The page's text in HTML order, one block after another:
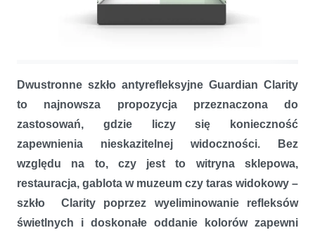
Guardian Clarity
Dwustronne szkło antyrefleksyjne Guardian Clarity
to najnowsza propozycja przeznaczona do
zastosowań, gdzie liczy się konieczność
zapewnienia nieskazitelnej widoczności. Bez
względu na to, czy jest to witryna sklepowa,
restauracja, gablota w muzeum czy taras widokowy –
szkło Clarity poprzez wyeliminowanie refleksów
świetlnych i doskonałe oddanie kolorów zapewni